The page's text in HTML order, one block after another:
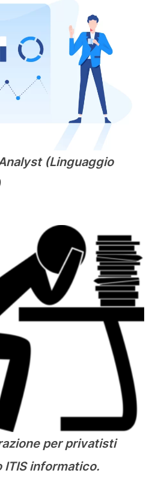
(Linguaggio
per privatisti
ITIS informatico.